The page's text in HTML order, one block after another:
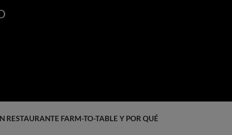
RESTAURANTE FARM-TO-TABLE Y POR QUÉ ATRAE MÁS